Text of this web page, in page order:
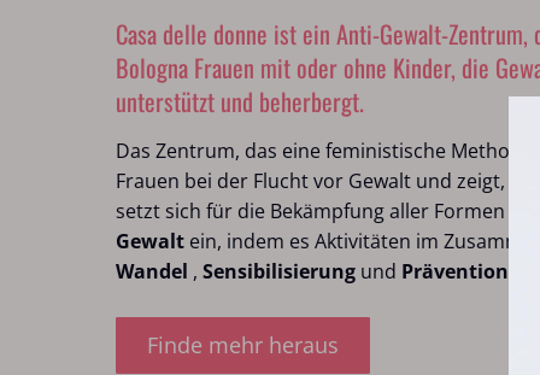
Casa delle donne ist ein Anti-Gewalt-
Bologna Frauen mit oder ohne Kinder, die
unterstützt und beherbergt.
Das Zentrum, das eine feministische
Frauen bei der Flucht vor Gewalt und zeigt,
setzt sich für die Bekämpfung aller Formen
Gewalt ein, indem es Aktivitäten im
Wandel , Sensibilisierung und Prävention
Finde mehr heraus